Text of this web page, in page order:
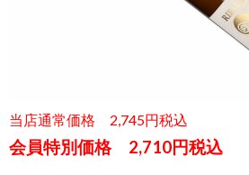
当店通常価格 2,745円税込
会員特別価格 2,710円税込